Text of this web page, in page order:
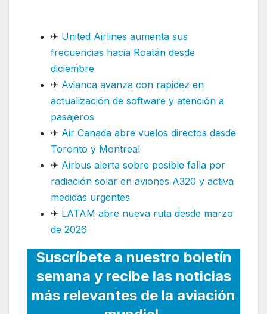
✈ United Airlines aumenta sus
frecuencias hacia Roatán desde
diciembre
✈ Avianca avanza con rapidez en
actualización de software y atención a
pasajeros
✈ Air Canada abre vuelos directos desde
Toronto y Montreal
✈ Airbus alerta sobre posible falla por
radiación solar en aviones A320 y activa
medidas urgentes
✈ LATAM abre nueva ruta desde marzo
de 2026
Suscríbete a nuestro boletín
semana y recibe las noticias
más relevantes de la aviación